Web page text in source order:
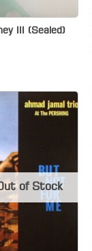
III (Sealed)
of Stock